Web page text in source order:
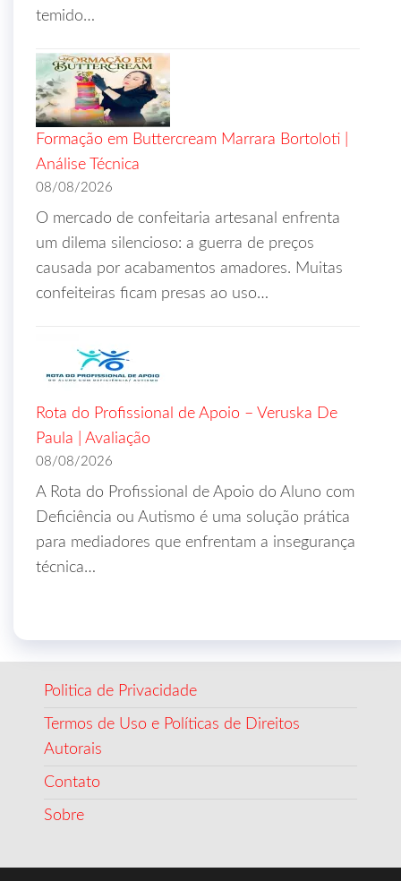
temido…
Formação em Buttercream Marrara Bortoloti |
Análise Técnica
08/08/2026
O mercado de confeitaria artesanal enfrenta
um dilema silencioso: a guerra de preços
causada por acabamentos amadores. Muitas
confeiteiras ficam presas ao uso…
Rota do Profissional de Apoio – Veruska De
Paula | Avaliação
08/08/2026
A Rota do Profissional de Apoio do Aluno com
Deficiência ou Autismo é uma solução prática
para mediadores que enfrentam a insegurança
técnica…
Politica de Privacidade
Termos de Uso e Políticas de Direitos
Autorais
Contato
Sobre